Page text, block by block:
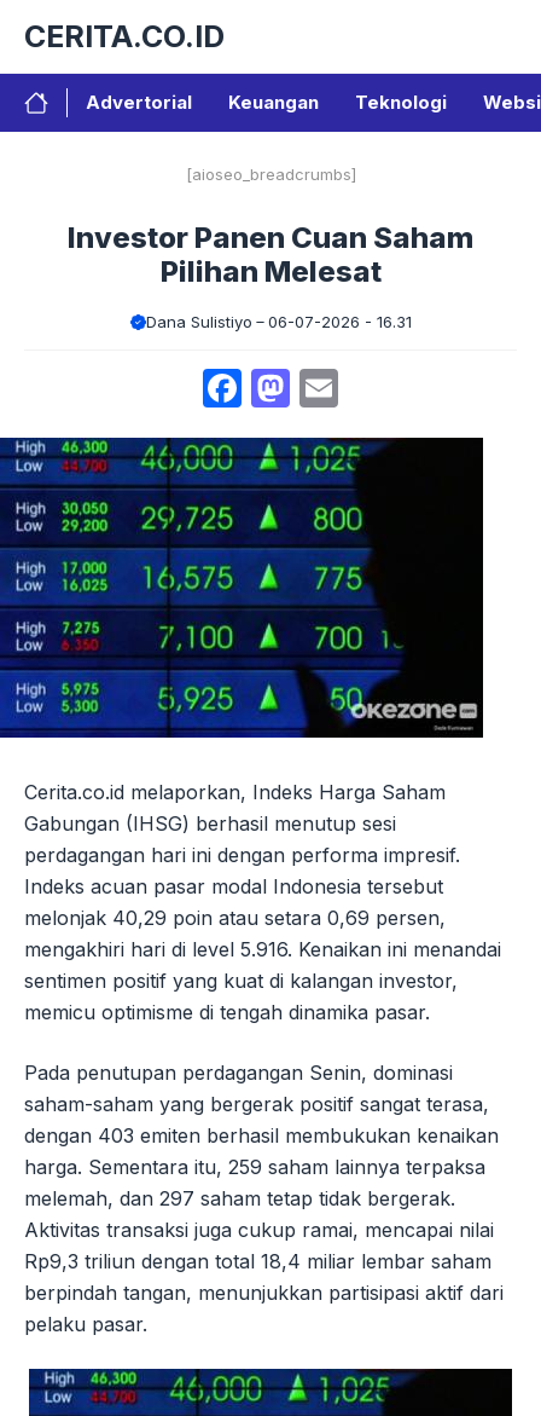
isi
CERITA.CO.ID
Advertorial Keuangan Teknologi
[aioseo_breadcrumbs]
Investor Panen Cuan Saham
Pilihan Melesat
Dana Sulistiyo 06-07-2026 - 16.31
Facebook
Mastodon
Cerita.co.id melaporkan, Indeks Harga Saham
Gabungan (IHSG) berhasil menutup sesi
perdagangan hari ini dengan performa impresif.
Indeks acuan pasar modal Indonesia tersebut
melonjak 40,29 poin atau setara 0,69 persen,
mengakhiri hari di level 5.916. Kenaikan ini menandai
sentimen positif yang kuat di kalangan investor,
memicu optimisme di tengah dinamika pasar.
Pada penutupan perdagangan Senin, dominasi
saham-saham yang bergerak positif sangat terasa,
dengan 403 emiten berhasil membukukan kenaikan
harga. Sementara itu, 259 saham lainnya terpaksa
melemah, dan 297 saham tetap tidak bergerak.
Aktivitas transaksi juga cukup ramai, mencapai nilai
Rp9,3 triliun dengan total 18,4 miliar lembar saham
berpindah tangan, menunjukkan partisipasi aktif dari
pelaku pasar.